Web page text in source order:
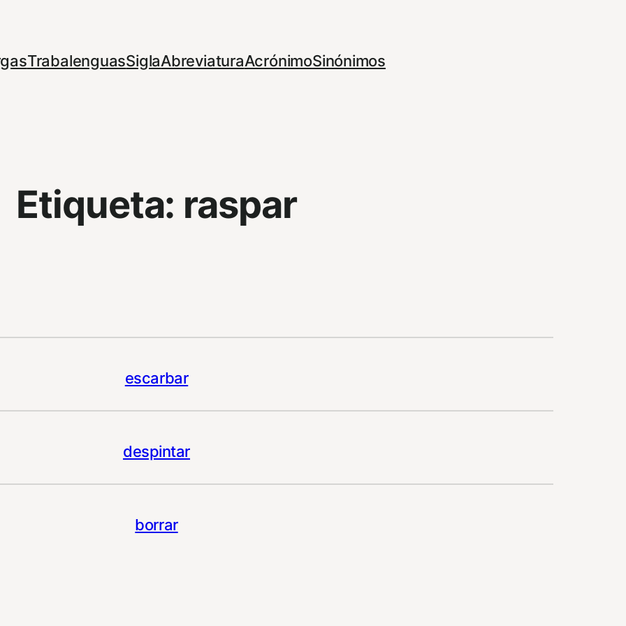
TrabalenguasSiglaAbreviaturaAcrónimoSinónimos
Etiqueta: raspar
escarbar
despintar
borrar